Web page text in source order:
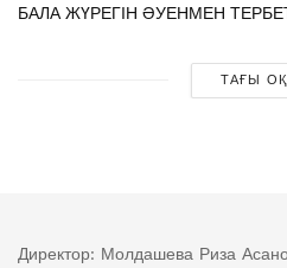
БАЛА ЖҮРЕГІН ӘУЕНМЕН
ТАҒЫ
Директор: Молдашева Риза